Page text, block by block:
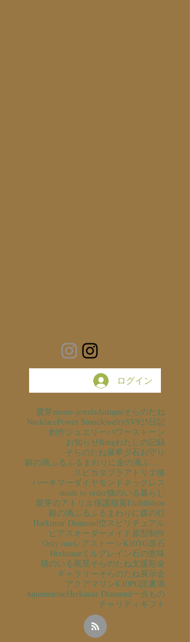
ログイン
愛芽meme-jewelsAntiqueそらのたね
NecklacePower StoneJewelrySV925日記
創作ジュエリーパワーストーン
お知らせRingわたしの記録
そらのたね展希少石お守り
銀の滴ふるふるまわりに金の滴ふるふるまわりに
スピカタブラ アトリエ猫
ハーキマーダイヤモンドネックレス
made to order猫のいる暮らし
愛芽のアトリエ保護猫翼Exihibition
銀の滴ふるふるまわりに森の灯
Harkimar Diamond空スピリチュアル
ピアスオーダーメイド原型制作
Only oneレアストーンK10YG原石
Herkimarミルグレイン石の意味
猫のいる風景そらのたね支援彫金
ギャラリーそらのたね展示会
アクアマリンK10PG読書滴
AquamarineHerkimar Diamond一点もの
チャリティ ギフト